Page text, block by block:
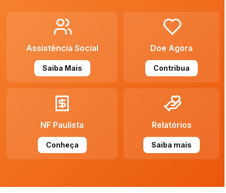
Assistência Social
Saiba Mais
Doe Agora
Contribua
NF Paulista
Conheça
Relatórios
Saiba mais